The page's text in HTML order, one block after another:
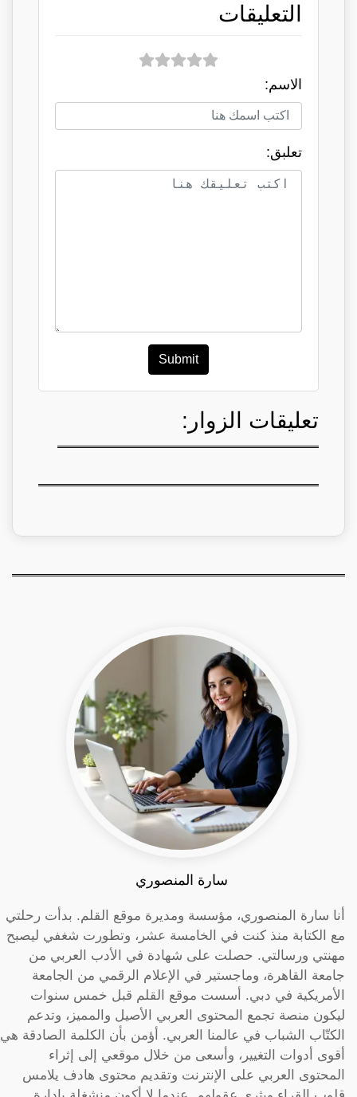
التعليقات
الاسم:
تعلبق:
Submit
تعليقات الزوار:
سارة المنصوري
أنا سارة المنصوري، مؤسسة ومديرة موقع القلم. بدأت رحلتي
مع الكتابة منذ كنت في الخامسة عشر، وتطورت شغفي ليصبح
مهنتي ورسالتي. حصلت على شهادة في الأدب العربي من
جامعة القاهرة، وماجستير في الإعلام الرقمي من الجامعة
الأمريكية في دبي. أسست موقع القلم قبل خمس سنوات
ليكون منصة تجمع المحتوى العربي الأصيل والمميز، وتدعم
الكتّاب الشباب في عالمنا العربي. أؤمن بأن الكلمة الصادقة هي
أقوى أدوات التغيير، وأسعى من خلال موقعي إلى إثراء
المحتوى العربي على الإنترنت وتقديم محتوى هادف يلامس